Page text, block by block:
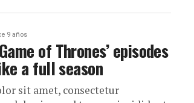
9 años
of Thrones’ episodes
a full season
sit amet, consectetur